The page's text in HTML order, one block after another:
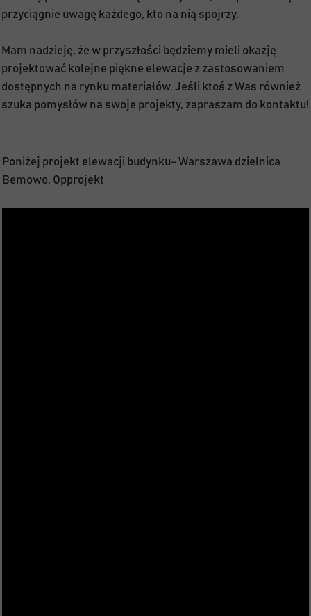
przyciągnie uwagę każdego, kto na nią spojrzy.
Mam nadzieję, że w przyszłości będziemy mieli okazję
projektować kolejne piękne elewacje z zastosowaniem
dostępnych na rynku materiałów. Jeśli ktoś z Was również
szuka pomysłów na swoje projekty, zapraszam do kontaktu!
Poniżej projekt elewacji budynku- Warszawa dzielnica
Bemowo. Opprojekt